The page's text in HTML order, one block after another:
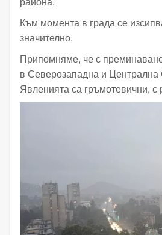
Към момента в града се
значително.
Припомняме, че с
в Северозападна и Централна
Явленията са гръмотевични, с